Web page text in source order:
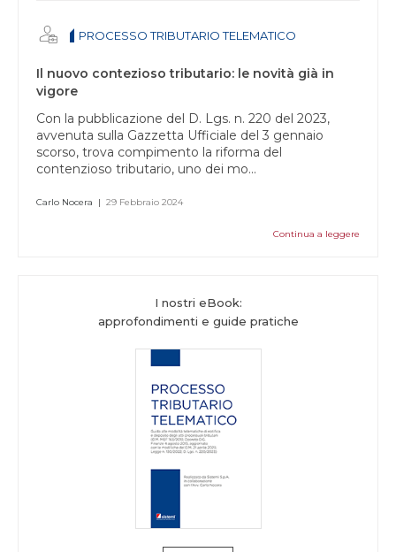
PROCESSO TRIBUTARIO TELEMATICO
Il nuovo contezioso tributario: le novità già in
vigore
Con la pubblicazione del D. Lgs. n. 220 del 2023,
avvenuta sulla Gazzetta Ufficiale del 3 gennaio
scorso, trova compimento la riforma del
contenzioso tributario, uno dei mo...
Carlo Nocera | 29 Febbraio 2024
Continua a leggere
I nostri eBook:
approfondimenti e guide pratiche